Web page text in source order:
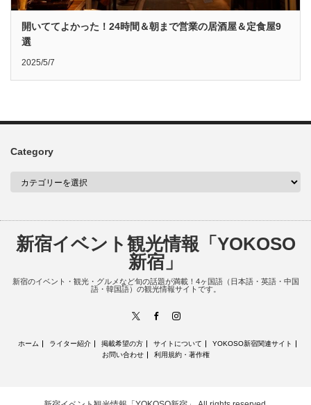
開いててよかった！24時間＆朝まで営業の居酒屋＆定食屋9
選
2025/5/7
Category
新宿イベント観光情報「YOKOSO
新宿」
新宿のイベント・観光・グルメなど旬の話題が満載！4ヶ国語（日本語・英語・中国
語・韓国語）の観光情報サイトです。
Facebook
ホーム ライター紹介 掲載希望の方 サイトについて
YOKOSO新宿関連サイト
お問い合わせ
利用規約・著作権